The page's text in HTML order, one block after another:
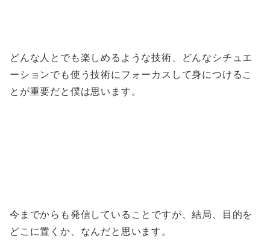
どんな人とでも楽しめるような技術、どんなシチュエ
ーションでも使う技術にフォーカスして身につけるこ
とが重要だと僕は思います。
今までからも発信していることですが、結局、目的を
どこに置くか、なんだと思います。